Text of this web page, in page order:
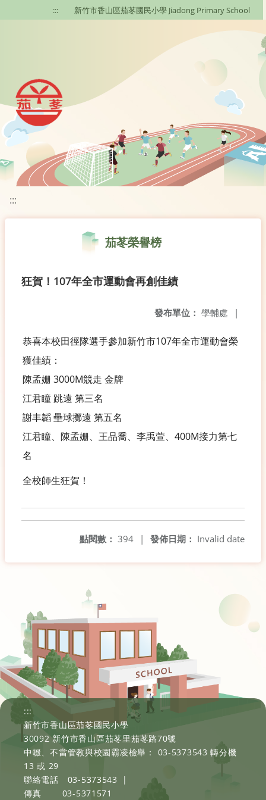
移至網頁之主要內容區位置
::: 新竹市香山區茄苳國民小學 Jiadong Primary School
:::
茄苳榮譽榜
狂賀！107年全市運動會再創佳績
發布單位： 學輔處 |
恭喜本校田徑隊選手參加新竹市107年全市運動會榮
獲佳績：
陳孟姗 3000M競走 金牌
江君瞳 跳遠 第三名
謝丰韜 壘球擲遠 第五名
江君瞳、陳孟姗、王品喬、李禹萱、400M接力第七
名
全校師生狂賀！
發佈日期： Invalid date
點閱數： 394 |
:::
新竹市香山區茄苳國民小學
30092 新竹市香山區茄苳里茄苳路70號
中輟、不當管教與校園霸凌檢舉： 03-5373543 轉分機
13 或 29
聯絡電話
03-5373543
|
傳真
03-5371571